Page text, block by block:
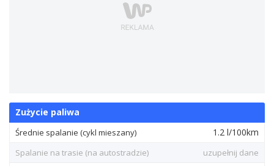
Zużycie paliwa
Średnie spalanie (cykl mieszany) 1.2 l/100km
Spalanie na trasie (na autostradzie)
uzupełnij dane